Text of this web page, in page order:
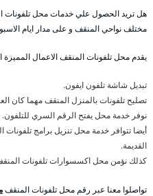
هل تريد الحصول علي خدمات محل تلفونات
مختلف نواحي المنقف و على مدار ايام
يقدم محل تلفونات المنقف الاعمال المميزة
تبديل شاشة تلفون ايفون.
تصليح تلفونات بالمنزل المنقف مهما كان
نوفر خدمة محل يفتح الرقم السري للتلفون.
أيضا تتوافر خدمة محل تنزيل برامج تلفونات
القديمة.
كذلك نؤمن محل اكسسوارات تلفونات
تواصلوا معنا عبر رقم محل تلفونات المنقف